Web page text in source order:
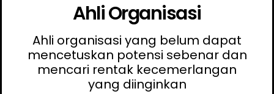
Ahli Organisasi
Ahli organisasi yang belum dapat
mencetuskan potensi sebenar dan
mencari rentak kecemerlangan
yang diinginkan